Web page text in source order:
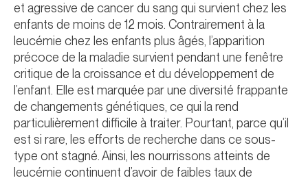
et agressive de cancer du sang qui survient chez les
enfants de moins de 12 mois. Contrairement à la
leucémie chez les enfants plus âgés, l’apparition
précoce de la maladie survient pendant une fenêtre
critique de la croissance et du développement de
l’enfant. Elle est marquée par une diversité frappante
de changements génétiques, ce qui la rend
particulièrement difficile à traiter. Pourtant, parce qu’il
est si rare, les efforts de recherche dans ce sous-
type ont stagné. Ainsi, les nourrissons atteints de
leucémie continuent d’avoir de faibles taux de